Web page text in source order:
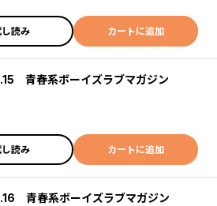
し読み カートに追加
青春系ボーイズラブマガジン
し読み カートに追加
青春系ボーイズラブマガジン